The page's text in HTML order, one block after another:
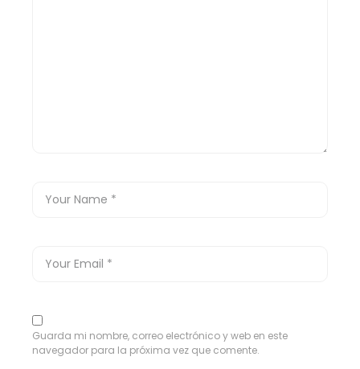
Guarda mi nombre, correo electrónico y web en este
navegador para la próxima vez que comente.